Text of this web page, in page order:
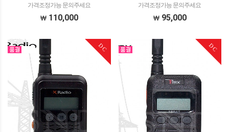
가격조정가능 문의주세요
110,000
가격조정가능 문의주세요
95,000
DC DC